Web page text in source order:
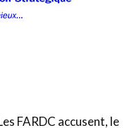
FARDC accusent, le